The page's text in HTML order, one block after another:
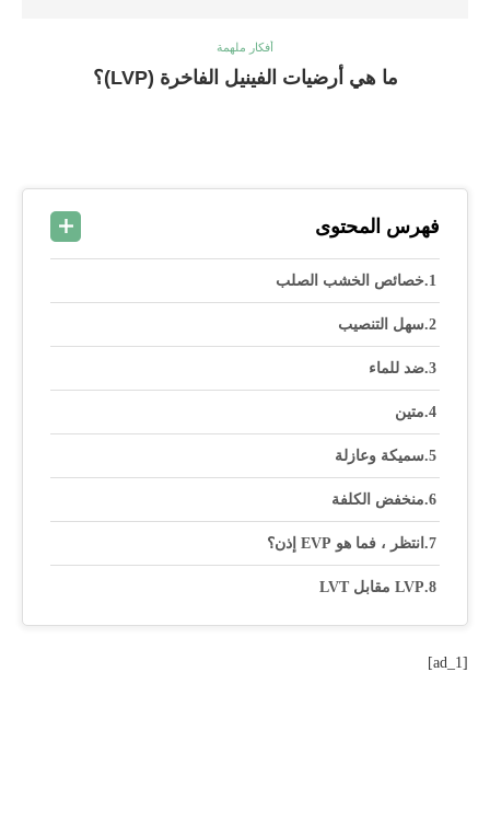
أفكار ملهمة
ما هي أرضيات الفينيل الفاخرة (LVP)؟
فهرس المحتوى
خصائص الخشب الصلب
سهل التنصيب
ضد للماء
متين
سميكة وعازلة
منخفض الكلفة
انتظر ، فما هو EVP إذن؟
LVP مقابل LVT
[ad_1]